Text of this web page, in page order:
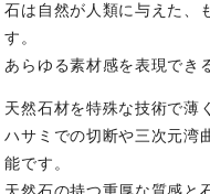
石は自然が人類に与えた、
す。
あらゆる素材感を表現でき
天然石材を特殊な技術で薄
ハサミでの切断や三次元湾
能です。